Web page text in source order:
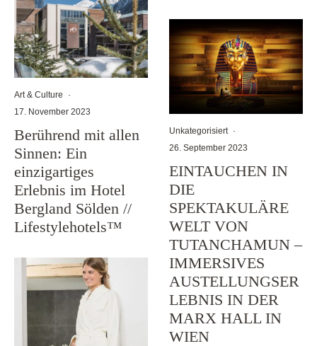
Art & Culture
·
17. November 2023
Berührend mit allen
Sinnen: Ein
einzigartiges
Erlebnis im Hotel
Bergland Sölden //
Lifestylehotels™
Unkategorisiert ·
26. September 2023
EINTAUCHEN IN
DIE
SPEKTAKULÄRE
WELT VON
TUTANCHAMUN –
IMMERSIVES
AUSTELLUNGSER
LEBNIS IN DER
MARX HALL IN
WIEN